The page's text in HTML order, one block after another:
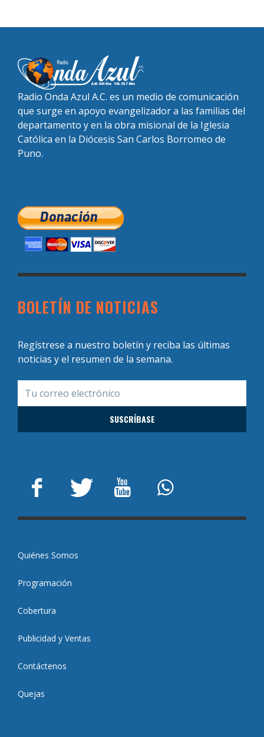
Radio Onda Azul A.C. es un medio de comunicación
que surge en apoyo evangelizador a las familias del
departamento y en la obra misional de la Iglesia
Católica en la Diócesis San Carlos Borromeo de
Puno.
BOLETÍN DE NOTICIAS
Regístrese a nuestro boletín y reciba las últimas
noticias y el resumen de la semana.
Quiénes Somos
Programación
Cobertura
Publicidad y Ventas
Contáctenos
Quejas